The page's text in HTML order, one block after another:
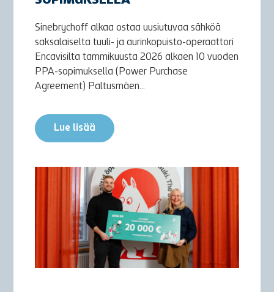
Sinebrychoff alkaa ostaa uusiutuvaa sähköä
saksalaiselta tuuli- ja aurinkopuisto-operaattori
Encavisilta tammikuusta 2026 alkaen 10 vuoden
PPA-sopimuksella (Power Purchase
Agreement) Paltusmäen...
Lue lisää